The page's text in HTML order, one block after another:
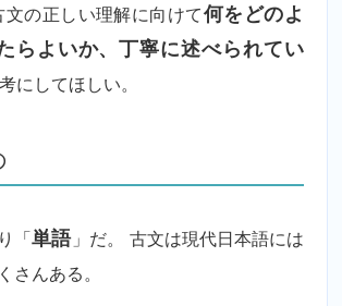
の正しい理解に向けて何をどのよ
らよいか、丁寧に述べられてい
にしてほしい。
「単語」だ。 古文は現代日本語には
さんある。